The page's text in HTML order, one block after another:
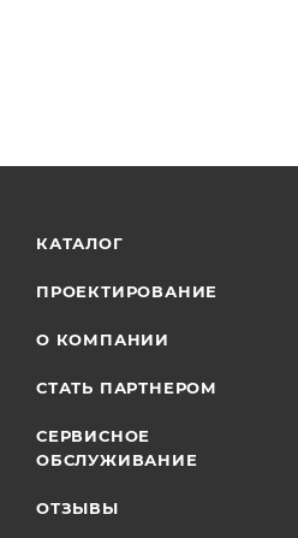
КАТАЛОГ
ПРОЕКТИРОВАНИЕ
О КОМПАНИИ
СТАТЬ ПАРТНЕРОМ
СЕРВИСНОЕ
ОБСЛУЖИВАНИЕ
ОТЗЫВЫ